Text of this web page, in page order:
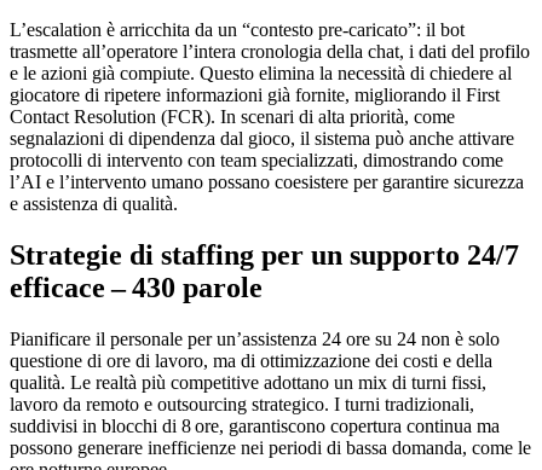
L’escalation è arricchita da un “contesto pre‑caricato”: il bot
trasmette all’operatore l’intera cronologia della chat, i dati del profilo
e le azioni già compiute. Questo elimina la necessità di chiedere al
giocatore di ripetere informazioni già fornite, migliorando il First
Contact Resolution (FCR). In scenari di alta priorità, come
segnalazioni di dipendenza dal gioco, il sistema può anche attivare
protocolli di intervento con team specializzati, dimostrando come
l’AI e l’intervento umano possano coesistere per garantire sicurezza
e assistenza di qualità.
Strategie di staffing per un supporto 24/7
efficace – 430 parole
Pianificare il personale per un’assistenza 24 ore su 24 non è solo
questione di ore di lavoro, ma di ottimizzazione dei costi e della
qualità. Le realtà più competitive adottano un mix di turni fissi,
lavoro da remoto e outsourcing strategico. I turni tradizionali,
suddivisi in blocchi di 8 ore, garantiscono copertura continua ma
possono generare inefficienze nei periodi di bassa domanda, come le